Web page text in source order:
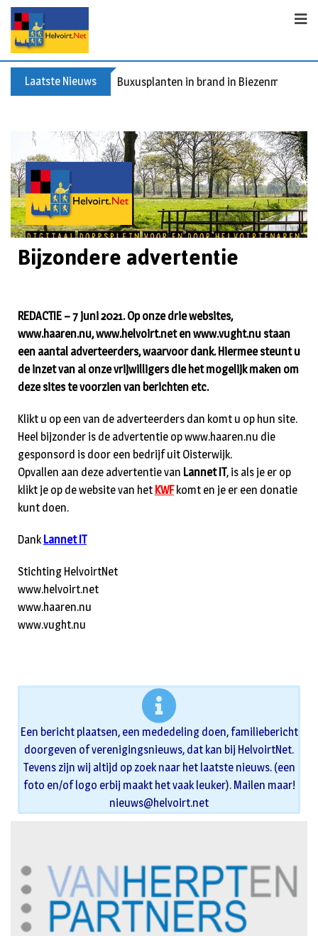
Laatste Nieuws Buxusplanten in brand in Biezenmortel,
Bijzondere advertentie
REDACTIE – 7 juni 2021. Op onze drie websites,
www.haaren.nu, www.helvoirt.net en www.vught.nu staan
een aantal adverteerders, waarvoor dank. Hiermee steunt u
de inzet van al onze vrijwilligers die het mogelijk maken om
deze sites te voorzien van berichten etc.
Klikt u op een van de adverteerders dan komt u op hun site.
Heel bijzonder is de advertentie op www.haaren.nu die
gesponsord is door een bedrijf uit Oisterwijk.
Opvallen aan deze advertentie van Lannet IT, is als je er op
klikt je op de website van het KWFkomt en je er een donatie
kunt doen.
DankLannet IT
Stichting HelvoirtNet
www.helvoirt.net
www.haaren.nu
www.vught.nu
Een bericht plaatsen, een mededeling doen, familiebericht
doorgeven of verenigingsnieuws, dat kan bij HelvoirtNet.
Tevens zijn wij altijd op zoek naar het laatste nieuws. (een
foto en/of logo erbij maakt het vaak leuker). Mailen maar!
nieuws@helvoirt.net